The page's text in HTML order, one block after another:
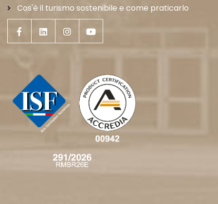
Cos'è il turismo sostenibile e come praticarlo